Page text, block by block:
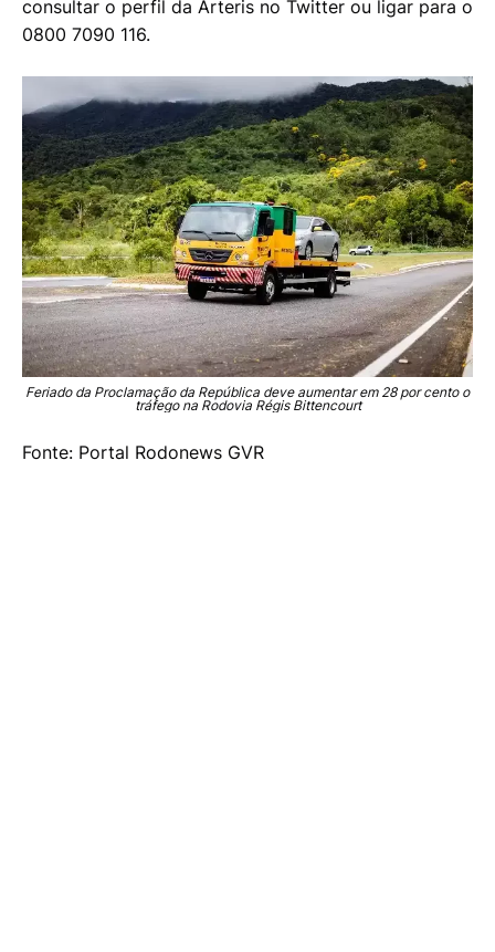
consultar o perfil da Arteris no Twitter ou ligar para o
0800 7090 116.
Feriado da Proclamação da República deve aumentar em 28 por cento o
tráfego na Rodovia Régis Bittencourt
Fonte: Portal Rodonews GVR